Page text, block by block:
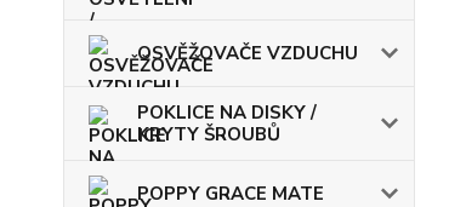
OSVĚŽOVAČE VZDUCHU
POKLICE NA DISKY /
KRYTY ŠROUBŮ
POPPY GRACE MATE